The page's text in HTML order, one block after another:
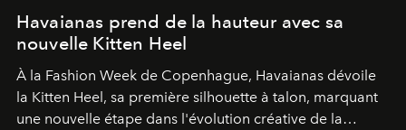
Havaianas prend de la hauteur avec sa
nouvelle Kitten Heel
À la Fashion Week de Copenhague, Havaianas dévoile
la Kitten Heel, sa première silhouette à talon, marquant
une nouvelle étape dans l'évolution créative de la